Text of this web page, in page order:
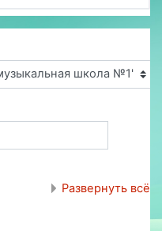
Развернуть всё